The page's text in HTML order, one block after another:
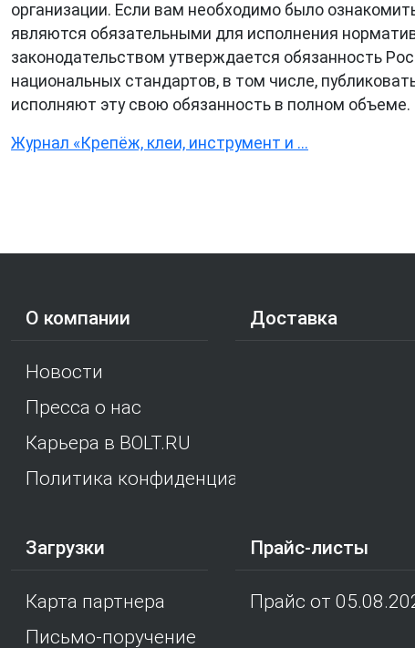
организации. Если вам необходимо было
являются обязательными для исполнения
законодательством утверждается обязанность
национальных стандартов, в том числе,
исполняют эту свою обязанность в полном
Журнал «Крепёж, клеи, инструмент и ...
О компании
Новости
Пресса о нас
Карьера в BOLT.RU
Политика конфиденциальности
Доставка
Загрузки
Карта партнера
Письмо-поручение
Прайс-листы
Прайс от